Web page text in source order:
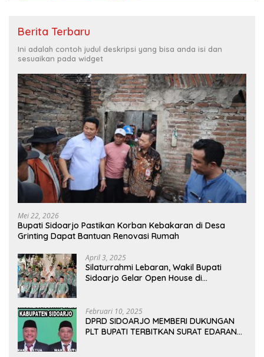
Berita Terbaru
Ini adalah contoh judul deskripsi yang bisa anda isi dan
sesuaikan pada widget
Mei 22, 2026
Bupati Sidoarjo Pastikan Korban Kebakaran di Desa
Grinting Dapat Bantuan Renovasi Rumah
April 3, 2025
Silaturrahmi Lebaran, Wakil Bupati
Sidoarjo Gelar Open House di
Februari 10, 2025
DPRD SIDOARJO MEMBERI DUKUNGAN
PLT BUPATI TERBITKAN SURAT EDARAN